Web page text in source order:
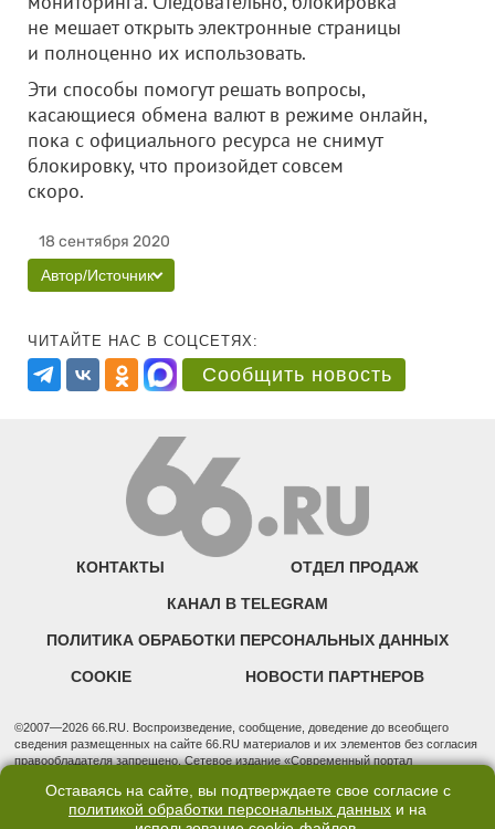
не мешает открыть электронные страницы
и полноценно их использовать.
Эти способы помогут решать вопросы,
касающиеся обмена валют в режиме онлайн,
пока с официального ресурса не снимут
блокировку, что произойдет совсем
скоро.
18 сентября 2020
Автор/Источник
ЧИТАЙТЕ НАС В СОЦСЕТЯХ:
Сообщить новость
КОНТАКТЫ ОТДЕЛ ПРОДАЖ
КАНАЛ В TELEGRAM
ПОЛИТИКА ОБРАБОТКИ ПЕРСОНАЛЬНЫХ ДАННЫХ
COOKIE НОВОСТИ ПАРТНЕРОВ
©2007—2026 66.RU. Воспроизведение, сообщение, доведение до всеобщего
сведения размещенных на сайте 66.RU материалов и их элементов без согласия
правообладателя запрещено. Сетевое издание «Современный портал
надзору в сфере связи, информационных технологий и массовых коммуникаций
(Роскомнадзор). Регистрационный номер ЭЛ № ФС 77 - 76634 от 02.09.2019
Оставаясь на сайте, вы подтверждаете свое согласие с
политикой обработки персональных данных и на